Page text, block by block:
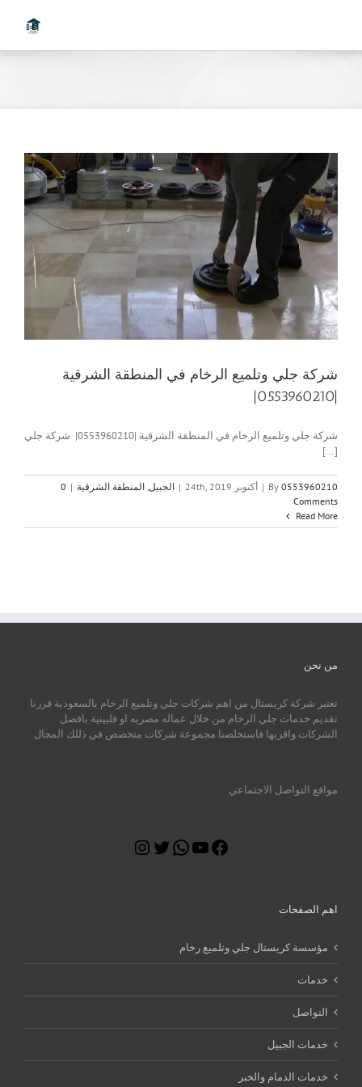
شركة جلي وتلميع الرخام في المنطقة الشرقية
|0553960210|
شركة جلي وتلميع الرخام في المنطقة الشرقية |0553960210| شركة جلي
[...]
By 0553960210
| أكتوبر 24th, 2019 | الجبيل المنطقة الشرقية |
0
Comments
Read More
من نحن
تعتبر شركة كريستال من اهم شركات جلي وتلميع الرخام بالسعودية قررنا
تقديم خدمات جلي الرخام من خلال عماله مصريه او فلبينية بافضل
الشركات واقربها فاستخلصنا مجموعة شركات متخصص في ذللك المجال
مواقع التواصل الاجتماعي
Facebook
YouTube
WhatsApp
Twitter
اهم الصفحات
مؤسسة كريستال جلي وتلميع رخام
خدمات
التواصل
خدمات الجبيل
خدمات الدمام والخبر